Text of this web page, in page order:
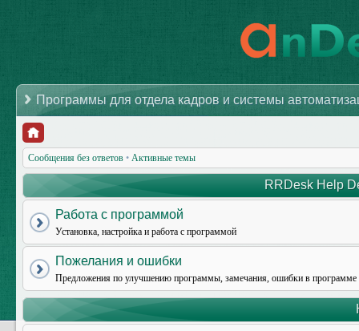
Программы для отдела кадров и системы
Сообщения без ответов • Активные темы
RRDesk Help
Работа с программой
Установка, настройка и работа с программой
Пожелания и ошибки
Предложения по улучшению программы, замечания, ошибки в программе